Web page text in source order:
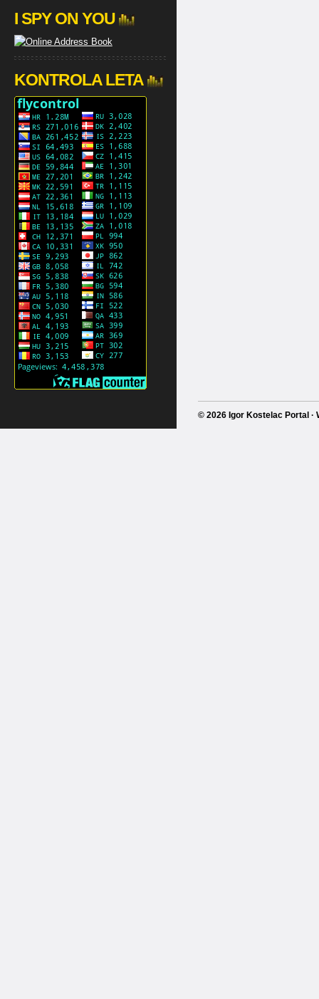
I SPY ON YOU
KONTROLA LETA
© 2026 Igor Kostelac Portal